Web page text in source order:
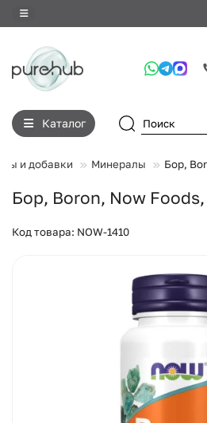
Каталог
и добавки Минералы Бор,
Бор, Boron, Now Foods,
Код товара: NOW-1410